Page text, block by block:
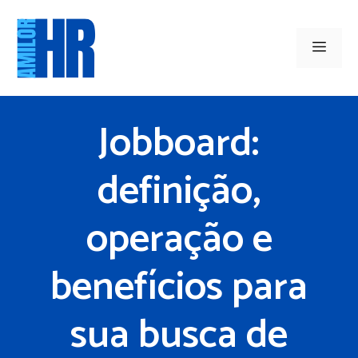
para
conteúdo
Menu
Jobboard:
definição,
operação e
benefícios para
sua busca de